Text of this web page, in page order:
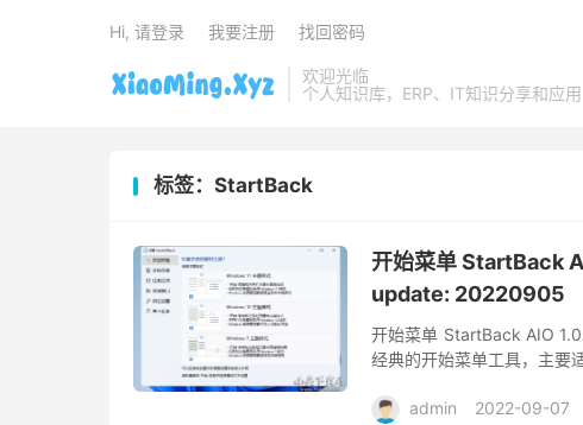
欢迎光临
个人知识库，ERP、IT知识分享和应用
Hi, 请登录 我要注册 找回密码
标签：StartBack
开始菜单 StartBack
update: 20220905
开始菜单 StartBack AIO
经典的开始菜单工具，主要
admin 2022-09-07